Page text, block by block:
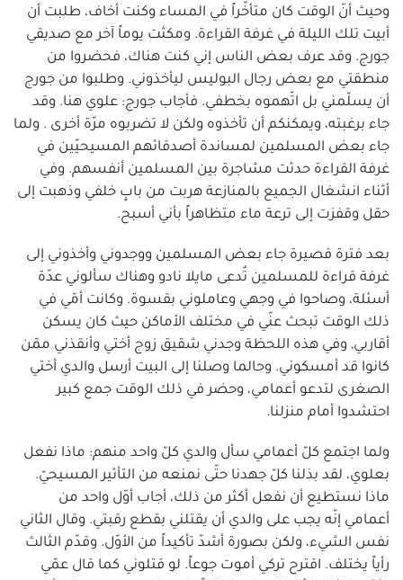
وحيث أنّ الوقت كان متأخّراً في المساء وكنت أخاف، طلبت أن
أبيت تلك الليلة في غرفة القراءة. ومكثت يوماً آخر مع صديقي
جورج. وقد عرف بعض الناس إني كنت هناك، فحضروا من
منطقتي مع بعض رجال البوليس ليأخذوني. وطلبوا من جورج
أن يسلّمني بل اتّهموه بخطفي. فأجاب جورج: علوي هنا. وقد
جاء برغبته، ويمكنكم أن تأخذوه ولكن لا تضربوه مرّة أخرى . ولما
جاء بعض المسلمين لمساندة أصدقائهم المسيحيّين في
غرفة القراءة حدثت مشاجرة بين المسلمين أنفسهم. وفي
أثناء انشغال الجميع بالمنازعة هربت من بابٍ خلفي وذهبت إلى
حقل وقفزت إلى ترعة ماء متظاهراً بأني أسبح.
بعد فترة قصيرة جاء بعض المسلمين ووجدوني وأخذوني إلى
غرفة قراءة للمسلمين تُدعى مايلا نادو وهناك سألوني عدّة
أسئلة، وصاحوا في وجهي وعاملوني بقسوة. وكانت أمّي في
ذلك الوقت تبحث عنّي في مختلف الأماكن حيث كان يسكن
أقاربي, وفي هذه اللحظة وجدني شقيق زوج أختي وأنقذني ممّن
كانوا قد أمسكوني. وحالما وصلنا إلى البيت أرسل والدي أختي
الصغرى لتدعو أعمامي، وحضر في ذلك الوقت جمع كبير
احتشدوا أمام منزلنا.
ولما اجتمع كلّ أعمامي سأل والدي كلّ واحد منهم: ماذا نفعل
بعلوي، لقد بذلنا كلّ جهدنا حتّى نمنعه من التأثير المسيحيّ.
ماذا نستطيع أن نفعل أكثر من ذلك، أجاب أوّل واحد من
أعمامي إنّه يجب على والدي أن يقتلني بقطع رقبتي. وقال الثاني
نفس الشيء، ولكن بصورة أشدّ تأكيداً من الأوّل. وقدّم الثالث
رأياً يختلف. اقترح تركي أموت جوعاً. لو قتلوني كما قال عمّي